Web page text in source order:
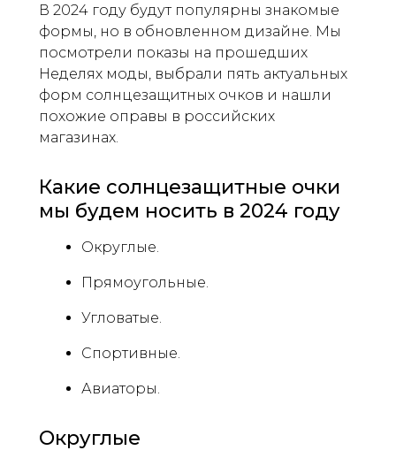
В 2024 году будут популярны знакомые
формы, но в обновленном дизайне. Мы
посмотрели показы на прошедших
Неделях моды, выбрали пять актуальных
форм солнцезащитных очков и нашли
похожие оправы в российских
магазинах.
Какие солнцезащитные очки
мы будем носить в 2024 году
Округлые.
Прямоугольные.
Угловатые.
Спортивные.
Авиаторы.
Округлые